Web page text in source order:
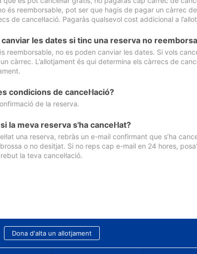
és reemborsable, pot ser que hagis de pagar un càrrec de
de cancel·lació. Pagaràs qualsevol cost addicional a
canviar les dates si tinc una reserva no
reemborsable, no es poden canviar les dates. Si vols
càrrec. L’allotjament és qui determina els càrrecs de
condicions de cancel·lació?
de la reserva.
la meva reserva s'ha cancel·lat?
una reserva, rebràs un e-mail confirmant que s’ha
o no desitjat. Si no reps cap e-mail en 24 hores,
la teva cancel·lació.
Dona d'alta un allotjament